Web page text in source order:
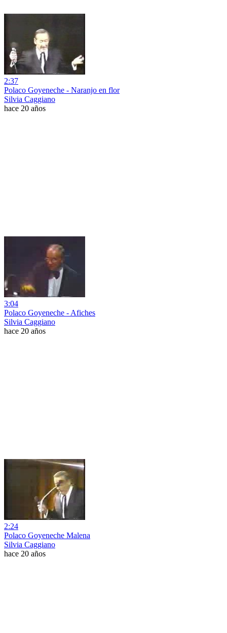
2:37
Polaco Goyeneche - Naranjo en flor
Silvia Caggiano
hace 20 años
3:04
Polaco Goyeneche - Afiches
Silvia Caggiano
hace 20 años
2:24
Polaco Goyeneche Malena
Silvia Caggiano
hace 20 años